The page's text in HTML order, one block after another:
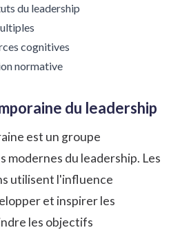
du leadership
cognitives
normative
du leadership
est un groupe
modernes du leadership. Les
utilisent l'influence
et inspirer les
les objectifs